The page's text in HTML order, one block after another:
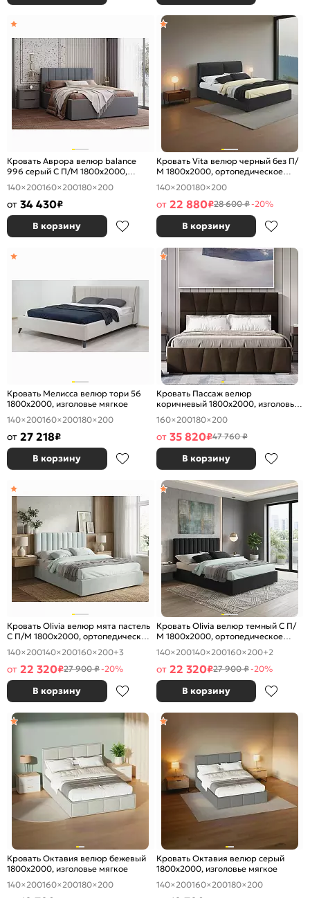
Кровать Аврора велюр balance
996 серый С П/М 1800x2000,
изголовье мягкое
140×200160×200180×200
от 34 430₽
В корзину
Кровать Vita велюр черный без П/
М 1800x2000, ортопедическое
основание, изголовье мягкое
140×200180×200
от 22 880₽28 600 ₽-20%
В корзину
Кровать Мелисса велюр тори 56
1800x2000, изголовье мягкое
140×200160×200180×200
от 27 218₽
В корзину
Кровать Пассаж велюр
коричневый 1800x2000, изголовье
мягкое
160×200180×200
от 35 820₽47 760 ₽
В корзину
Кровать Olivia велюр мята пастель
С П/М 1800x2000, ортопедическое
основание, изголовье мягкое
140×200140×200160×200+3
от 22 320₽27 900 ₽-20%
В корзину
Кровать Olivia велюр темный С П/
М 1800x2000, ортопедическое
основание, изголовье мягкое
140×200140×200160×200+2
от 22 320₽27 900 ₽-20%
В корзину
Кровать Октавия велюр бежевый
1800x2000, изголовье мягкое
140×200160×200180×200
Кровать Октавия велюр серый
1800x2000, изголовье мягкое
140×200160×200180×200